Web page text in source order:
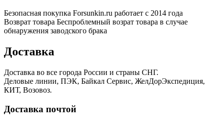
Безопасная покупка Forsunkin.ru работает с 2014 года
Возврат товара Беспроблемный возрат товара в случае
обнаружения заводского брака
Доставка
Доставка во все города России и страны СНГ.
Деловые линии, ПЭК, Байкал Сервис, ЖелДорЭкспедиция,
КИТ, Возовоз.
Доставка почтой